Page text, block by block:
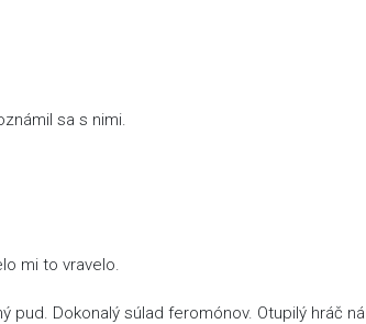
sa s nimi.
mi to vravelo.
pud. Dokonalý súlad feromónov. Otupilý hráč